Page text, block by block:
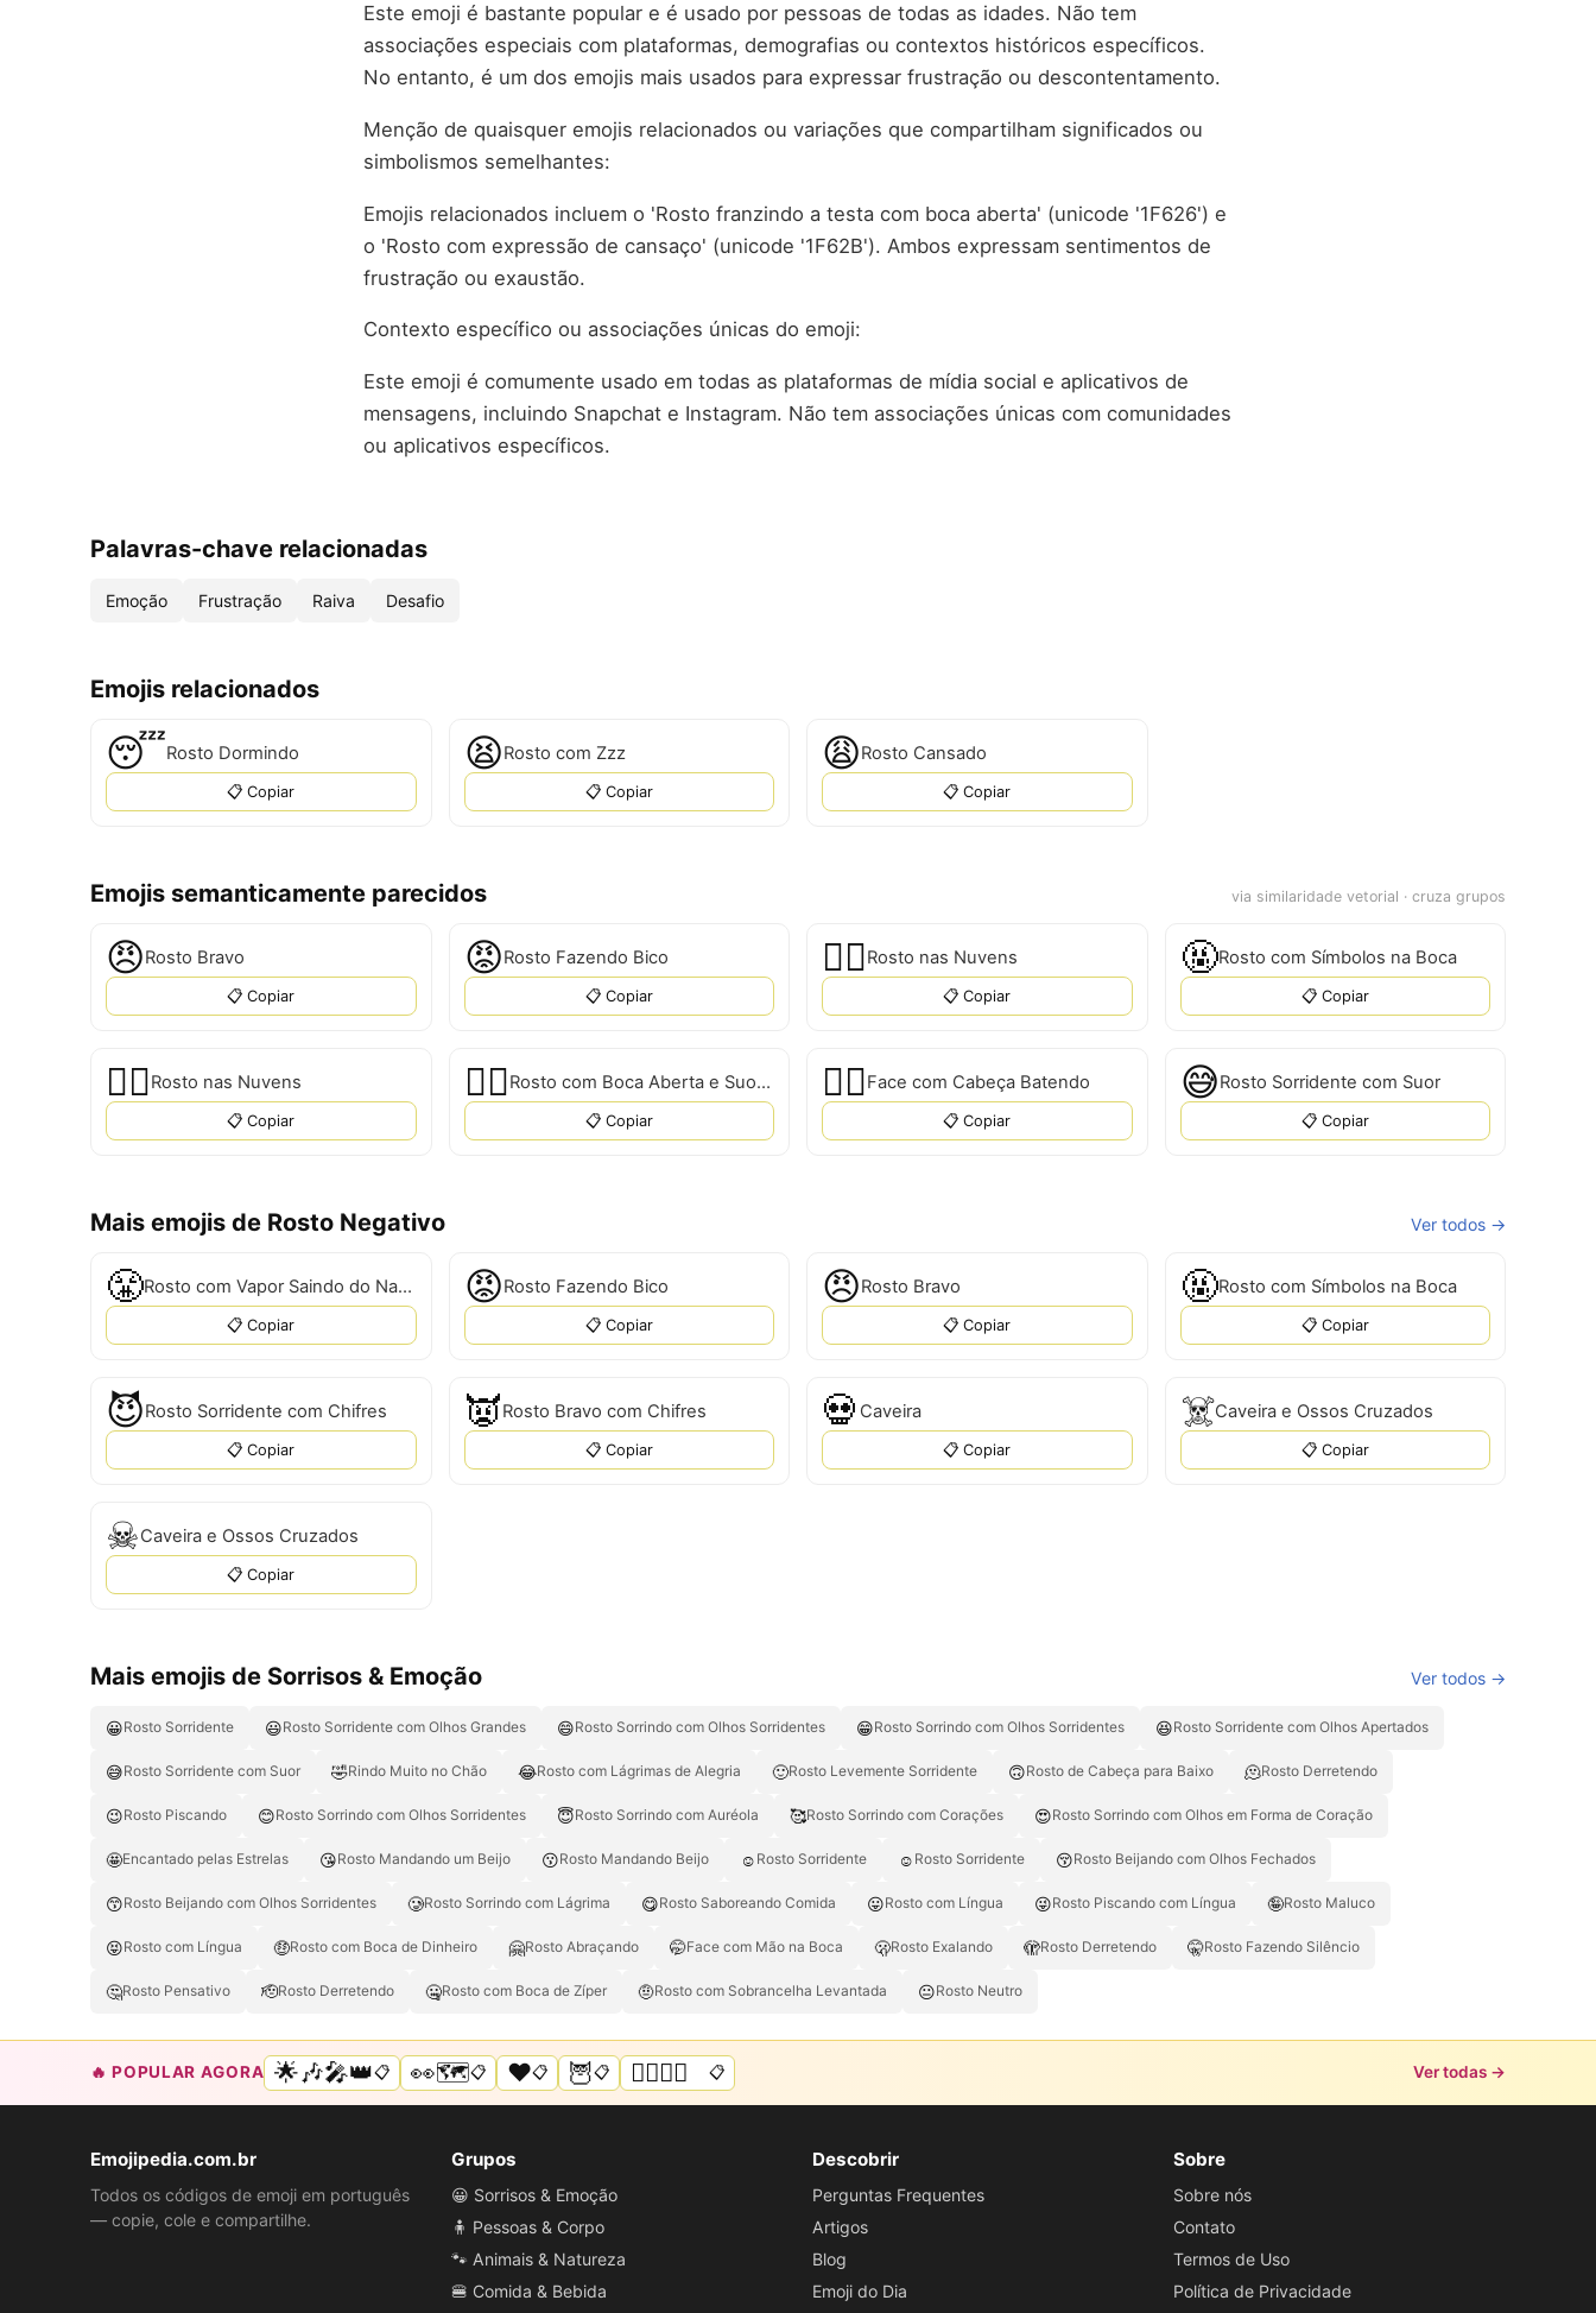
Este emoji é bastante popular e é usado por pessoas de todas as idades. Não tem
associações especiais com plataformas, demografias ou contextos históricos específicos.
No entanto, é um dos emojis mais usados para expressar frustração ou descontentamento.
Menção de quaisquer emojis relacionados ou variações que compartilham significados ou
simbolismos semelhantes:
Emojis relacionados incluem o 'Rosto franzindo a testa com boca aberta' (unicode '1F626') e
o 'Rosto com expressão de cansaço' (unicode '1F62B'). Ambos expressam sentimentos de
frustração ou exaustão.
Contexto específico ou associações únicas do emoji:
Este emoji é comumente usado em todas as plataformas de mídia social e aplicativos de
mensagens, incluindo Snapchat e Instagram. Não tem associações únicas com comunidades
ou aplicativos específicos.
Palavras-chave relacionadas
Emoção Frustração Raiva Desafio
Emojis relacionados
😴Rosto Dormindo
📋 Copiar
😫Rosto com Zzz
📋 Copiar
😩Rosto Cansado
📋 Copiar
Emojis semanticamente parecidos via similaridade vetorial · cruza grupos
😠Rosto Bravo
📋 Copiar
😡Rosto Fazendo Bico
📋 Copiar
😶‍🌫️Rosto nas Nuvens
📋 Copiar
🤬Rosto com Símbolos na Boca
📋 Copiar
😶‍🌫Rosto nas Nuvens
📋 Copiar
😮‍💨 Rosto com Boca Aberta e Suor Frio
📋 Copiar
🙂‍↔️Face com Cabeça Batendo
📋 Copiar
😅Rosto Sorridente com Suor
📋 Copiar
Mais emojis de Rosto Negativo Ver todos →
😤 Rosto com Vapor Saindo do Nariz
📋 Copiar
😡Rosto Fazendo Bico
📋 Copiar
😠Rosto Bravo
📋 Copiar
🤬Rosto com Símbolos na Boca
📋 Copiar
😈Rosto Sorridente com Chifres
📋 Copiar
👿Rosto Bravo com Chifres
📋 Copiar
💀 Caveira
📋 Copiar
☠️Caveira e Ossos Cruzados
📋 Copiar
☠Caveira e Ossos Cruzados
📋 Copiar
Mais emojis de Sorrisos & Emoção Ver todos →
😀Rosto Sorridente 😃Rosto Sorridente com Olhos Grandes 😄Rosto Sorrindo com Olhos Sorridentes 😁Rosto Sorrindo com Olhos Sorridentes 😆Rosto Sorridente com Olhos Apertados
😅Rosto Sorridente com Suor 🤣Rindo Muito no Chão 😂Rosto com Lágrimas de Alegria 🙂Rosto Levemente Sorridente 🙃Rosto de Cabeça para Baixo 🫠Rosto Derretendo
😉Rosto Piscando 😊Rosto Sorrindo com Olhos Sorridentes 😇Rosto Sorrindo com Auréola 🥰Rosto Sorrindo com Corações 😍Rosto Sorrindo com Olhos em Forma de Coração
🤩Encantado pelas Estrelas 😘Rosto Mandando um Beijo 😗Rosto Mandando Beijo ☺️ Rosto Sorridente ☺ Rosto Sorridente 😚Rosto Beijando com Olhos Fechados
😙Rosto Beijando com Olhos Sorridentes 🥲Rosto Sorrindo com Lágrima 😋Rosto Saboreando Comida 😛Rosto com Língua 😜Rosto Piscando com Língua 🤪Rosto Maluco
😝Rosto com Língua 🤑Rosto com Boca de Dinheiro 🤗Rosto Abraçando 🤭Face com Mão na Boca 🫢Rosto Exalando 🫣Rosto Derretendo 🤫Rosto Fazendo Silêncio
🤔Rosto Pensativo 🫡Rosto Derretendo 🤐Rosto com Boca de Zíper 🤨Rosto com Sobrancelha Levantada 😐Rosto Neutro
🔥 POPULAR AGORA 🌟🎶🎤👑📋 👀🗺️📋 ❤️📋 🦉📋 🏳️‍🌈🌈💜📋 Ver todas →
Emojipedia.com.br
Todos os códigos de emoji em português
— copie, cole e compartilhe.
Grupos
😀 Sorrisos & Emoção
🧍 Pessoas & Corpo
🐾 Animais & Natureza
🍔 Comida & Bebida
Descobrir
Perguntas Frequentes
Artigos
Blog
Emoji do Dia
Sobre
Sobre nós
Contato
Termos de Uso
Política de Privacidade